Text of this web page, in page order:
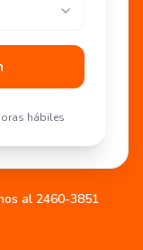
hábiles
al 2460-3851